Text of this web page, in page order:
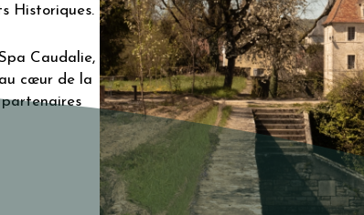
Historiques.
Caudalie,
cœur de la